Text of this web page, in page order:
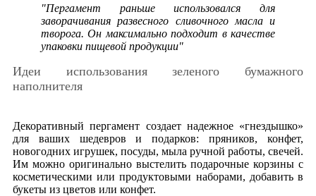
"Пергамент раньше использовался для
заворачивания развесного сливочного масла и
творога. Он максимально подходит в качестве
упаковки пищевой продукции"
Идеи использования зеленого бумажного
наполнителя
Декоративный пергамент создает надежное «гнездышко»
для ваших шедевров и подарков: пряников, конфет,
новогодних игрушек, посуды, мыла ручной работы, свечей.
Им можно оригинально выстелить подарочные корзины с
косметическими или продуктовыми наборами, добавить в
букеты из цветов или конфет.